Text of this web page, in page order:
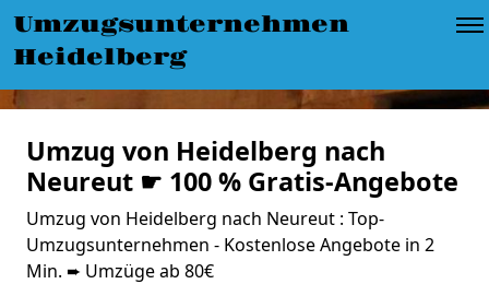
Umzugsunternehmen
Heidelberg
Umzug von Heidelberg nach
Neureut ☛ 100 % Gratis-Angebote
Umzug von Heidelberg nach Neureut : Top-
Umzugsunternehmen - Kostenlose Angebote in 2
Min. ➨ Umzüge ab 80€